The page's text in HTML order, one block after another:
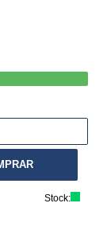
Stock: